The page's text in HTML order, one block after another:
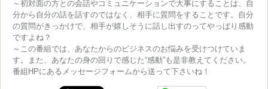
～初対面の方との会話やコミュニケーションで大事にすることは、自
分から自分の話を話すのではなく、相手に質問をすることです。自分
の質問がきっかけで、相手が嬉しそうに話し出すのってやっぱり感動
ですよね？
～この番組では、あなたからのビジネスのお悩みを受けつけていま
す。また、あなたの身の回りで感じた“感動”も是非教えてください。
番組HPにあるメッセージフォームから送って下さいね！